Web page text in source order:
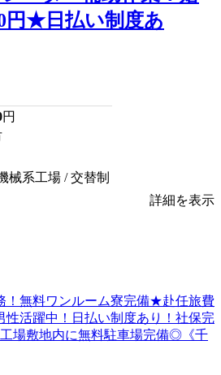
円★日払い制度あ
円
械系工場 / 交替制
詳細を表示